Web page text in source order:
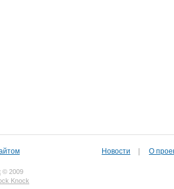
© 2009
Knock
Новости О